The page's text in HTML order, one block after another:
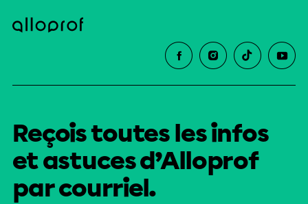
Reçois toutes les infos
et astuces d’Alloprof
par courriel.